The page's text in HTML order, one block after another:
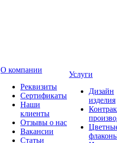
О компании
Реквизиты
Сертификаты
Наши
клиенты
Отзывы о нас
Вакансии
Статьи
Услуги
Дизайн
изделия